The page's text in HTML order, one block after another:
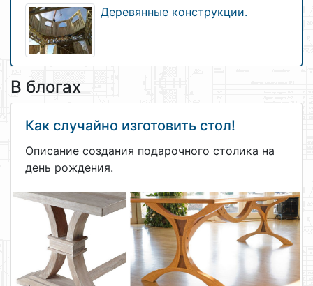
Деревянные конструкции.
В блогах
Как случайно изготовить стол!
Описание создания подарочного столика на
день рождения.